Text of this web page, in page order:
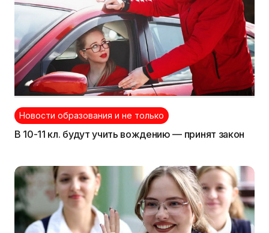
Новости образования и не только
В 10-11 кл. будут учить вождению — принят закон